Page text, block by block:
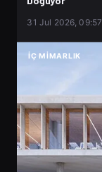
31 Jul 2026, 09:57
İÇ MIMARLIK